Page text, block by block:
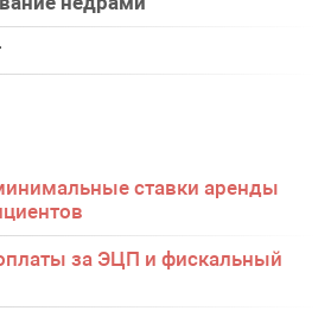
ставки аренды
за ЭЦП и фискальный